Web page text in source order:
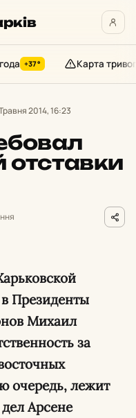
+37° Карта тривог
2014, 16:23
Президенты
Михаил
за
очередь, лежит
Арсене